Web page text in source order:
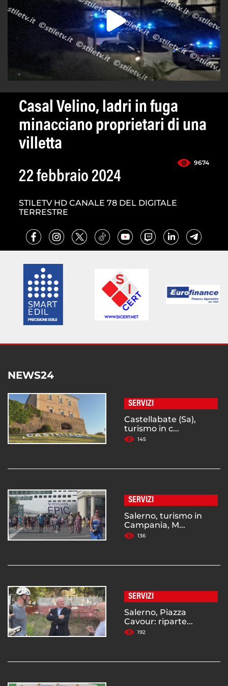
Casal Velino, ladri in fuga
minacciano proprietari di una
villetta
9674
22 febbraio 2024
STILETV HD CANALE 78 DEL DIGITALE
TERRESTRE
NEWS24
SERVIZI
Castellabate (Sa),
turismo in c...
145
SERVIZI
Salerno, turismo in
Campania, M...
136
SERVIZI
Salerno, Piazza
Cavour: riparte...
192